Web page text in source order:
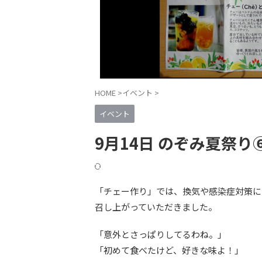
HOME >イベント >
イベント
9月14日 のぞみ夏祭
「チェー作り」では、換気や感染症対策
召し上がっていただきました。
「意外とさっぱりしてるわね。」
「初めて食べたけど、好きな味よ！」